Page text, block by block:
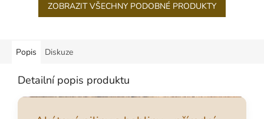
ZOBRAZIT VŠECHNY PODOBNÉ PRODUKTY
Popis Diskuze
Detailní popis produktu